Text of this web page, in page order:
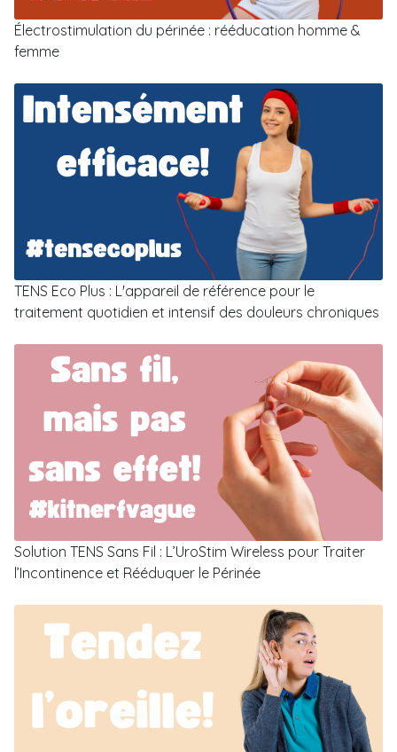
Électrostimulation du périnée : rééducation homme &
femme
TENS Eco Plus : L'appareil de référence pour le
traitement quotidien et intensif des douleurs chroniques
Solution TENS Sans Fil : L’UroStim Wireless pour Traiter
l’Incontinence et Rééduquer le Périnée